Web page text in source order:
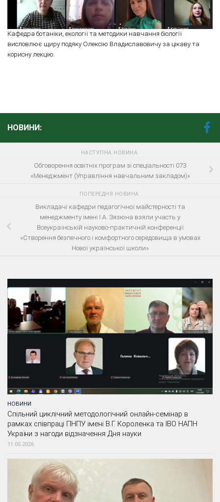
Кафедра ботаніки, екології та методики навчання біології
висловлює щиру подяку Олексію Владиславовичу за цікаву та
корисну лекцію.
НОВИНИ:
НАСТУПНА НОВИНА
Обговорення освітніх програм зі спеціальності 073
«Менеджмент (Управління навчальним закладом)»
ПОПЕРЕДНЯ НОВИНА
Викладачі кафедри педагогічної майстерності та
менеджменту імені І.А. Зязюна взяли участь у
Всеукраїнській науково-практичній конференції
«Створення безпечного і комфортного середовища в умовах
Нової української школи»
НОВИНИ
Спільний циклічний методологічний онлайн-семінар в
рамках співпраці ПНПУ імені В.Г. Короленка та ІВО НАПН
України з нагоди відзначення Дня науки
11.05.2026